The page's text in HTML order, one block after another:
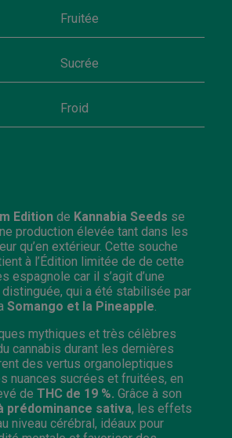
Fruitée
Sucrée
Froid
Edition de Kannabia Seeds se
production élevée tant dans les
qu’en extérieur. Cette souche
à l’Édition limitée de de cette
espagnole car il s’agit d’une
qui a été stabilisée par
Somango et la Pineapple
mythiques et très célèbres
cannabis durant les dernières
des vertus organoleptiques
nuances sucrées et fruitées, en
de THC de 19 %. Grâce à son
prédominance sativa, les effets
niveau cérébral, idéaux pour